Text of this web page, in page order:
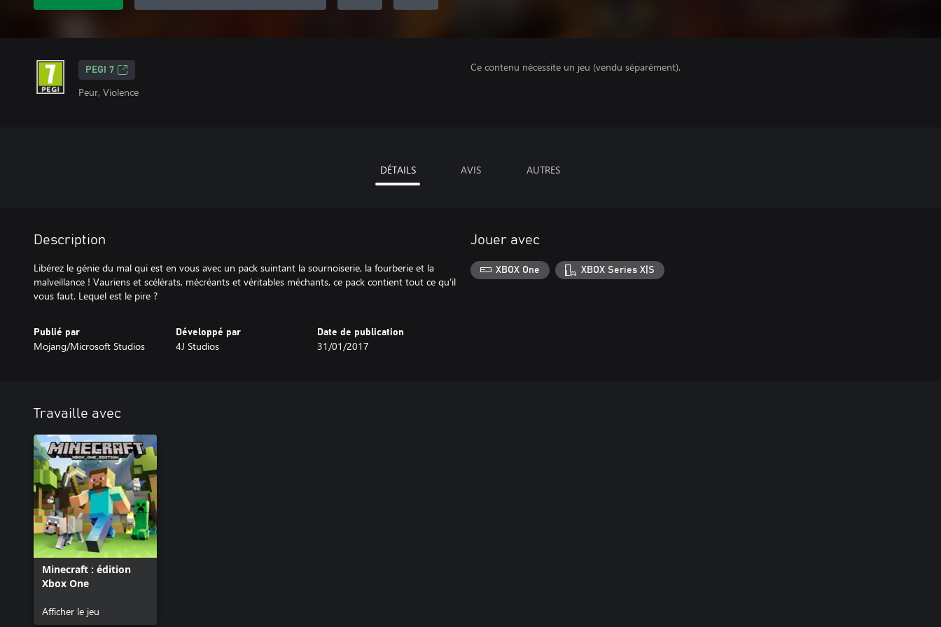
PEGI 7
Peur, Violence
Ce contenu nécessite un jeu (vendu séparément).
DÉTAILS AVIS AUTRES
Description
Libérez le génie du mal qui est en vous avec un pack suintant la sournoiserie, la fourberie et la
malveillance ! Vauriens et scélérats, mécréants et véritables méchants, ce pack contient tout ce qu'il
vous faut. Lequel est le pire ?
Publié par
Mojang/Microsoft Studios
Développé par
4J Studios
Date de publication
31/01/2017
Jouer avec
XBOX One XBOX Series X|S
Travaille avec
Minecraft : édition
Xbox One
Afficher le jeu